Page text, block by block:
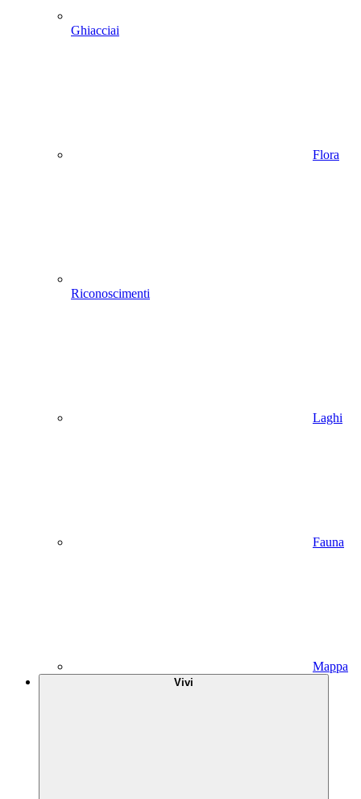
Ghiacciai
Flora
Riconoscimenti
Laghi
Fauna
Mappa
Vivi